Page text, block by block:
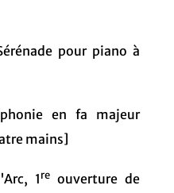
pour piano à
en fa majeur
mains]
1re ouverture de